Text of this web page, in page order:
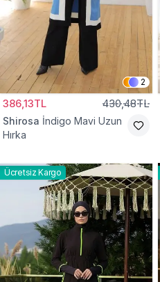
2
386,13TL 430,48TL
Shirosa İndigo Mavi Uzun
Hırka
Ücretsiz Kargo